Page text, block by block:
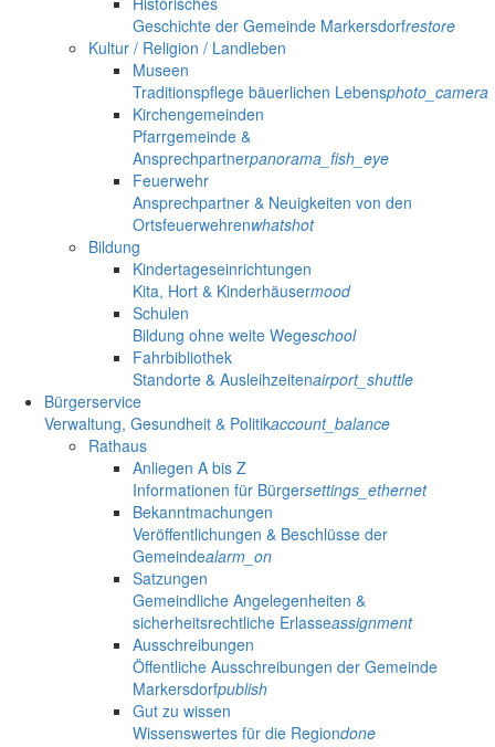
Geschichte der Gemeinde Markersdorfrestore
Kultur / Religion / Landleben
Museen
Traditionspflege bäuerlichen Lebensphoto_camera
Kirchengemeinden
Pfarrgemeinde &
Ansprechpartnerpanorama_fish_eye
Feuerwehr
Ansprechpartner & Neuigkeiten von den
Ortsfeuerwehrenwhatshot
Bildung
Kindertageseinrichtungen
Kita, Hort & Kinderhäusermood
Schulen
Bildung ohne weite Wegeschool
Fahrbibliothek
Standorte & Ausleihzeitenairport_shuttle
Bürgerservice
Verwaltung, Gesundheit & Politikaccount_balance
Rathaus
Anliegen A bis Z
Informationen für Bürgersettings_ethernet
Bekanntmachungen
Veröffentlichungen & Beschlüsse der
Gemeindealarm_on
Satzungen
Gemeindliche Angelegenheiten &
sicherheitsrechtliche Erlasseassignment
Ausschreibungen
Öffentliche Ausschreibungen der Gemeinde
Markersdorfpublish
Gut zu wissen
Wissenswertes für die Regiondone